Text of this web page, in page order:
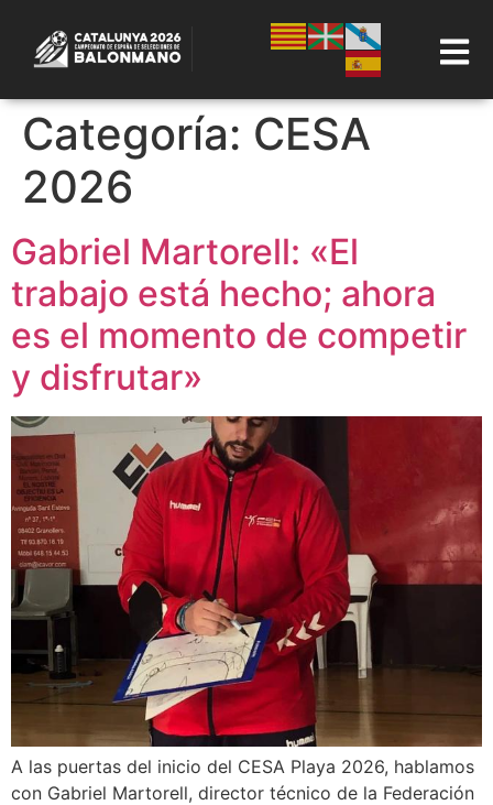
Categoría: CESA
2026
Gabriel Martorell: «El
trabajo está hecho; ahora
es el momento de competir
y disfrutar»
A las puertas del inicio del CESA Playa 2026, hablamos
con Gabriel Martorell, director técnico de la Federación